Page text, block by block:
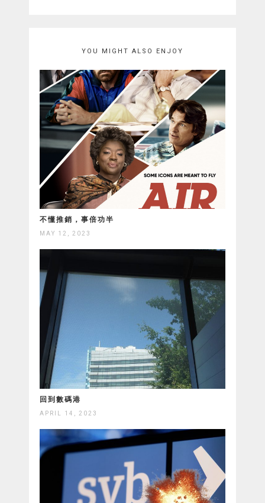
YOU MIGHT ALSO ENJOY
不懂推銷，事倍功半
MAY 12, 2023
回到數碼港
APRIL 14, 2023